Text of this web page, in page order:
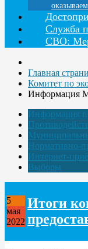
Служба
СВО:
Главная
Комитет по
Информация
Информация
Нормативно-
Интернет-
Выборы
5
мая
2022
Итоги